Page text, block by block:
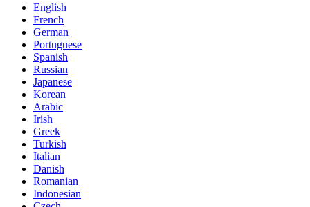
English
French
German
Portuguese
Spanish
Russian
Japanese
Korean
Arabic
Irish
Greek
Turkish
Italian
Danish
Romanian
Indonesian